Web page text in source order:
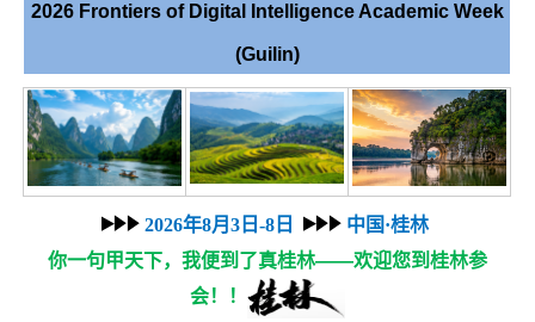
2026 Frontiers of Digital Intelligence Academic Week
(Guilin)
2026年8月3日-8日
中国·桂林
你一句甲天下，我便到了真桂林——欢迎您到桂林参
会！！